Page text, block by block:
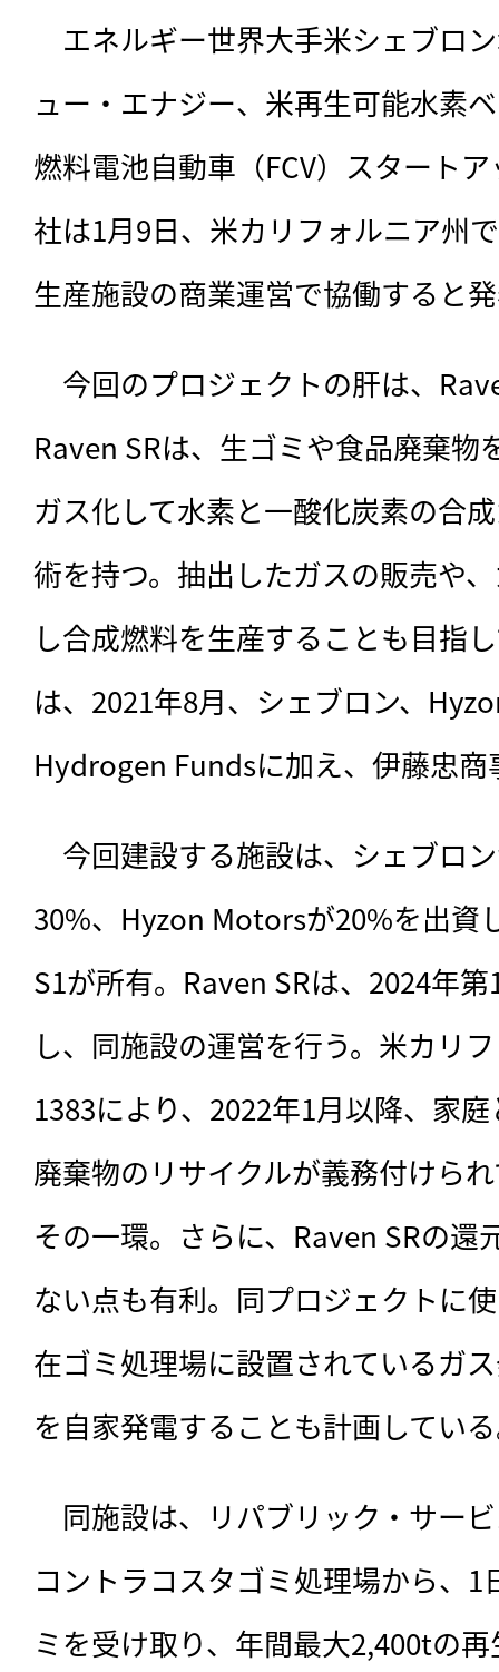
エネルギー世界大手米シェブロ
ュー・エナジー、米再生可能水素
燃料電池自動車（FCV）スタート
社は1月9日、米カリフォルニア州
生産施設の商業運営で協働すると
今回のプロジェクトの肝は、
Raven SRは、生ゴミや食品廃棄物
ガス化して水素と一酸化炭素の合
術を持つ。抽出したガスの販売や
し合成燃料を生産することも目指
は、2021年8月、シェブロン、
Hydrogen Fundsに加え、伊藤忠商
今回建設する施設は、シェブロ
30%、Hyzon Motorsが20%を出資
S1が所有。Raven SRは、2024年
し、同施設の運営を行う。米カリ
1383により、2022年1月以降、家
廃棄物のリサイクルが義務付けら
その一環。さらに、Raven SRの還
ない点も有利。同プロジェクトに
在ゴミ処理場に設置されているガ
を自家発電することも計画してい
同施設は、リパブリック・サー
コントラコスタゴミ処理場から、
ミを受け取り、年間最大2,400tの